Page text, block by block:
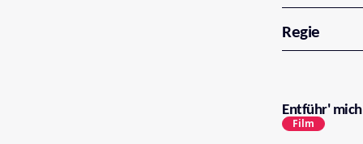
Regie
Entführ'
Film